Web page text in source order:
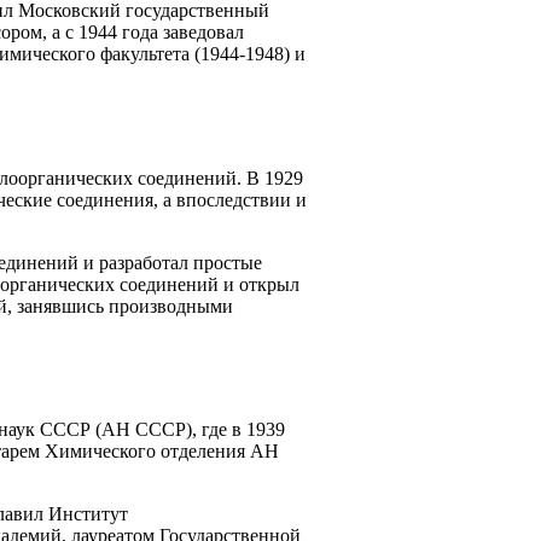
Московский государственный
а с 1944 года заведовал
факультета (1944-1948) и
соединений. В 1929
соединения, а впоследствии и
и разработал простые
соединений и открыл
занявшись производными
наук СССР (АН СССР), где в 1939
Химического отделения АН
Институт
лауреатом Государственной